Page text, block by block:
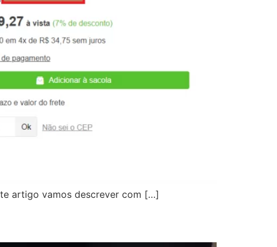
artigo vamos descrever com […]